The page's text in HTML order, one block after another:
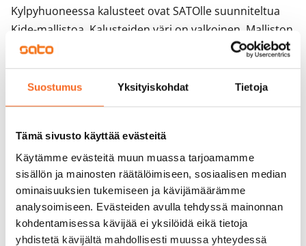
Suostumus Yksityiskohdat Tietoja
Tämä sivusto käyttää evästeitä
Käytämme evästeitä muun muassa tarjoamamme
sisällön ja mainosten räätälöimiseen, sosiaalisen median
ominaisuuksien tukemiseen ja kävijämäärämme
analysoimiseen. Evästeiden avulla tehdyssä mainonnan
kohdentamisessa kävijää ei yksilöidä eikä tietoja
yhdistetä kävijältä mahdollisesti muussa yhteydessä
Kylpyhuoneessa kalusteet ovat SATOlle suunniteltua
Kide-mallistoa. Kalusteiden väri on valkoinen. Malliston
massiivilaminaattia olevat kalusteet on valmistettu
Suomessa. Kylpyhuoneen seinät ovat valkoista laattaa
ja lattian laatoituksen sävy on harmaa.
Kylpyhuoneessa on tilavaraus ja liitännät
Huoneistoissa on koneellinen tulo-poistoilmanvaihto ja
kaukolämpö. Eteisessä ja kylpyhuoneessa on kiinteät
valaisimet. Vesi laskutetaan kulutuksen mukaan.
Hämeentie 40 kiinteistö ja huoneistot ovat savuttomia,
pihalla on tupakkapaikka.